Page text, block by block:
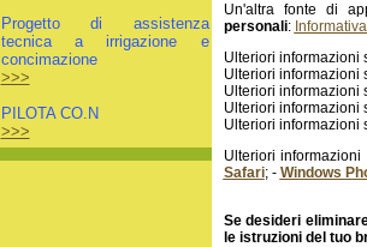
Progetto di assistenza
tecnica a irrigazione e
concimazione
>>>
PILOTA CO.N
>>>
Un'altra fonte di
personali:
Ulteriori
Ulteriori
Ulteriori
Ulteriori
Ulteriori
Ulteriori
Safari; - Windows
Se desideri
le istruzioni del tuo